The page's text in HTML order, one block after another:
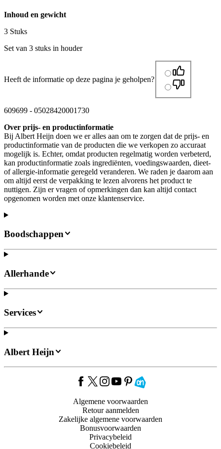
Inhoud en gewicht
3 Stuks
Set van 3 stuks in houder
Heeft de informatie op deze pagina je geholpen?
609699 - 05028420001730
Over prijs- en productinformatie
Bij Albert Heijn doen we er alles aan om te zorgen dat de prijs- en
productinformatie van de producten die we verkopen zo accuraat
mogelijk is. Echter, omdat producten regelmatig worden verbeterd,
kan productinformatie zoals ingrediënten, voedingswaarden, dieet-
of allergie-informatie geregeld veranderen. We raden je daarom aan
om altijd eerst de verpakking te lezen alvorens het product te
nuttigen. Zijn er vragen of opmerkingen dan kan altijd contact
opgenomen worden met onze klantenservice.
Boodschappen
Allerhande
Services
Albert Heijn
Algemene voorwaarden
Retour aanmelden
Zakelijke algemene voorwaarden
Bonusvoorwaarden
Privacybeleid
Cookiebeleid